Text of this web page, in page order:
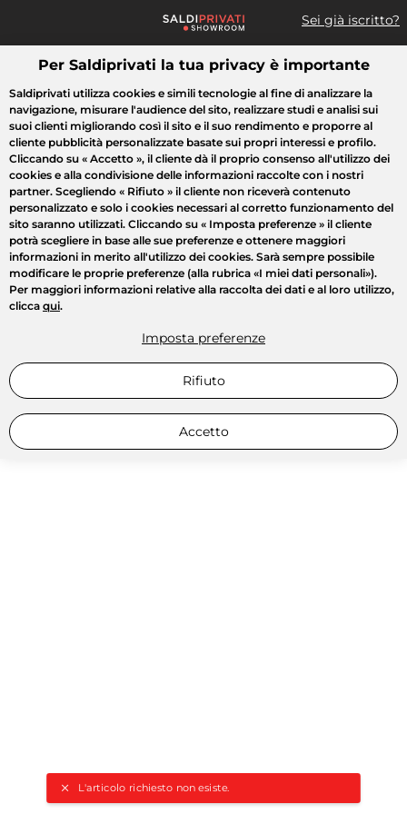
Sei già iscritto?
Cosa cerchi?
L'articolo richiesto non esiste.
Tutte le vendite Moda Casa Bellezza Elettrodomestici
Per Saldiprivati la tua privacy è importante
Saldiprivati utilizza cookies e simili tecnologie al fine di analizzare la
navigazione, misurare l'audience del sito, realizzare studi e analisi sui
suoi clienti migliorando così il sito e il suo rendimento e proporre al
cliente pubblicità personalizzate basate sui propri interessi e profilo.
Cliccando su « Accetto », il cliente dà il proprio consenso all'utilizzo dei
cookies e alla condivisione delle informazioni raccolte con i nostri
partner. Scegliendo « Rifiuto » il cliente non riceverà contenuto
personalizzato e solo i cookies necessari al corretto funzionamento del
sito saranno utilizzati. Cliccando su « Imposta preferenze » il cliente
potrà scegliere in base alle sue preferenze e ottenere maggiori
informazioni in merito all'utilizzo dei cookies. Sarà sempre possibile
modificare le proprie preferenze (alla rubrica «I miei dati personali»).
Per maggiori informazioni relative alla raccolta dei dati e al loro utilizzo,
clicca qui.
Imposta preferenze
Rifiuto
Accetto